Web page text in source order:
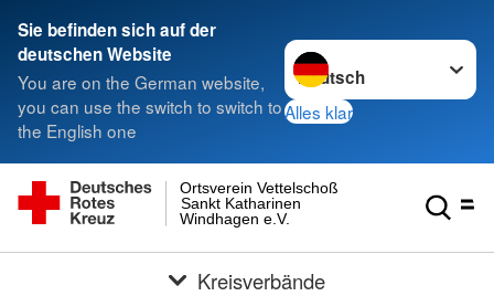
Sie befinden sich auf der
deutschen Website
You are on the German website,
you can use the switch to switch to
the English one
Sprache wechseln zu
Alles klar
Windhagen e.V.
Sankt Katharinen
Ortsverein Vettelschoß
Kreisverbände